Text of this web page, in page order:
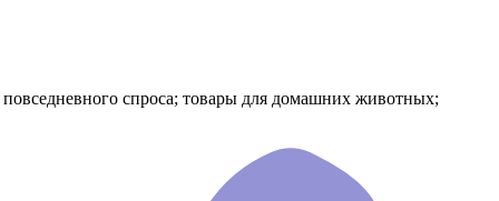
спроса; товары для домашних животных;